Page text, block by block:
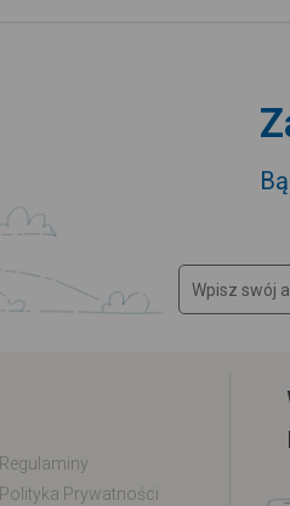
Regulaminy
Polityka Prywatności